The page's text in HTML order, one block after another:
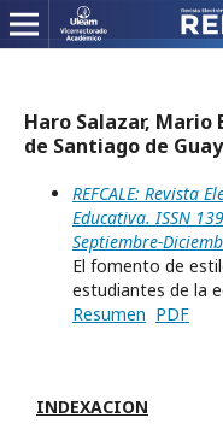
Haro Salazar,
de Santiago de
REFCALE: Revista
Educativa. ISSN
Septiembre-
El fomento de
estudiantes de la
Resumen PDF
INDEXACION